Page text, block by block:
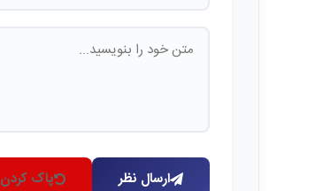
ارسال نظر پاک کردن